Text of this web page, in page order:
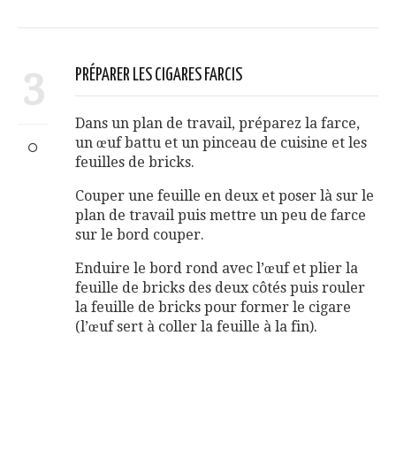
3 PRÉPARER LES CIGARES FARCIS
Dans un plan de travail, préparez la farce,
un œuf battu et un pinceau de cuisine et les
feuilles de bricks.
Couper une feuille en deux et poser là sur le
plan de travail puis mettre un peu de farce
sur le bord couper.
Enduire le bord rond avec l’œuf et plier la
feuille de bricks des deux côtés puis rouler
la feuille de bricks pour former le cigare
(l’œuf sert à coller la feuille à la fin).